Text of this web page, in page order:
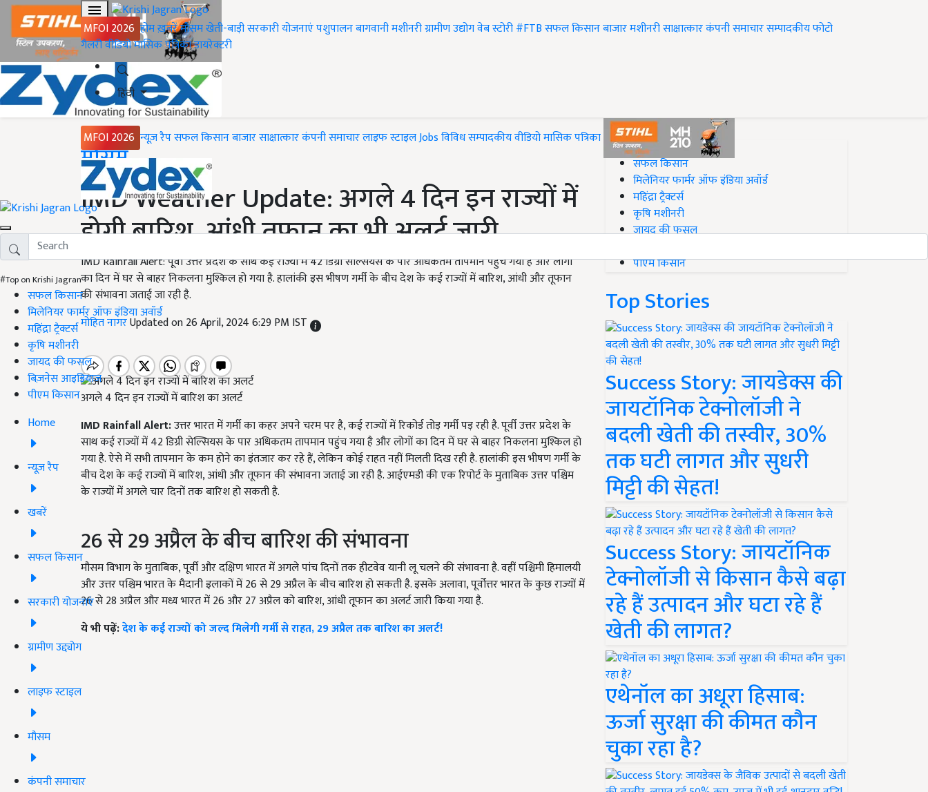
MFOI 2026 होमख़बरेंमौसमखेती-बाड़ीसरकारी योजनाएंपशुपालनबागवानीमशीनरीग्रामीण उद्योगवेब स्टोरी#FTBसफल किसानबाजारमशीनरीसाक्षात्कारकंपनी समाचारसम्पादकीयफोटो
गैलरीवीडियोमासिक पत्रिकाडायरेक्टरी
हिंदी
MFOI 2026 न्यूज़ रैपसफल किसानबाजारसाक्षात्कारकंपनी समाचारलाइफ स्टाइलJobsविविधसम्पादकीयवीडियोमासिक पत्रिका
#Top on Krishi Jagran
सफल किसान
मिलेनियर फार्मर ऑफ इंडिया अवॉर्ड
महिंद्रा ट्रैक्टर्स
कृषि मशीनरी
जायद की फसल
बिज़नेस आइडियाज
पीएम किसान
Home
न्यूज़ रैप
खबरें
सफल किसान
सरकारी योजनाएं
ग्रामीण उद्द्योग
लाइफ स्टाइल
मौसम
कंपनी समाचार
Home
मौसम
IMD Weather Update: अगले 4 दिन इन राज्यों में
होगी बारिश, आंधी तूफान का भी अलर्ट जारी
IMD Rainfall Alert: पूर्वी उत्तर प्रदेश के साथ कई राज्यों में 42 डिग्री सेल्सियस के पार अधिकतम तापमान पहुंच गया है और लोगों
का दिन में घर से बाहर निकलना मुश्किल हो गया है. हालांकी इस भीषण गर्मी के बीच देश के कई राज्यों में बारिश, आंधी और तूफान
की संभावना जताई जा रही है.
मोहित नागरUpdated on 26 April, 2024 6:29 PM IST
अगले 4 दिन इन राज्यों में बारिश का अलर्ट
IMD Rainfall Alert:उत्तर भारत में गर्मी का कहर अपने चरम पर है, कई राज्यों में रिकोर्ड तोड़ गर्मी पड़ रही है. पूर्वी उत्तर प्रदेश के
साथ कई राज्यों में 42 डिग्री सेल्सियस के पार अधिकतम तापमान पहुंच गया है और लोगों का दिन में घर से बाहर निकलना मुश्किल हो
गया है. ऐसे में सभी तापमान के कम होने का इंतजार कर रहे हैं, लेकिन कोई राहत नहीं मिलती दिख रही है. हालांकी इस भीषण गर्मी के
बीच देश के कई राज्यों में बारिश, आंधी और तूफान की संभावना जताई जा रही है. आईएमडी की एक रिपोर्ट के मुताबिक उत्तर पश्चिम
के राज्यों में अगले चार दिनों तक बारिश हो सकती है.
26 से 29 अप्रैल के बीच बारिश की संभावना
मौसम विभाग के मुताबिक, पूर्वी और दक्षिण भारत में अगले पांच दिनों तक हीटवेव यानी लू चलने की संभावना है. वहीं पश्चिमी हिमालयी
और उत्तर पश्चिम भारत के मैदानी इलाकों में 26 से 29 अप्रैल के बीच बारिश हो सकती है. इसके अलावा, पूर्वोत्तर भारत के कुछ राज्यों में
26 से 28 अप्रैल और मध्य भारत में 26 और 27 अप्रैल को बारिश, आंधी तूफान का अलर्ट जारी किया गया है.
ये भी पढ़ें:देश के कई राज्यों को जल्द मिलेगी गर्मी से राहत, 29 अप्रैल तक बारिश का अलर्ट!
#Top on Krishi Jagran
सफल किसान
मिलेनियर फार्मर ऑफ इंडिया अवॉर्ड
महिंद्रा ट्रैक्टर्स
कृषि मशीनरी
जायद की फसल
पीएम किसान
Top Stories
Success Story: जायडेक्स की
जायटॉनिक टेक्नोलॉजी ने
बदली खेती की तस्वीर, 30%
तक घटी लागत और सुधरी
मिट्टी की सेहत!
Success Story: जायटॉनिक
टेक्नोलॉजी से किसान कैसे बढ़ा
रहे हैं उत्पादन और घटा रहे हैं
खेती की लागत?
एथेनॉल का अधूरा हिसाब:
ऊर्जा सुरक्षा की कीमत कौन
चुका रहा है?